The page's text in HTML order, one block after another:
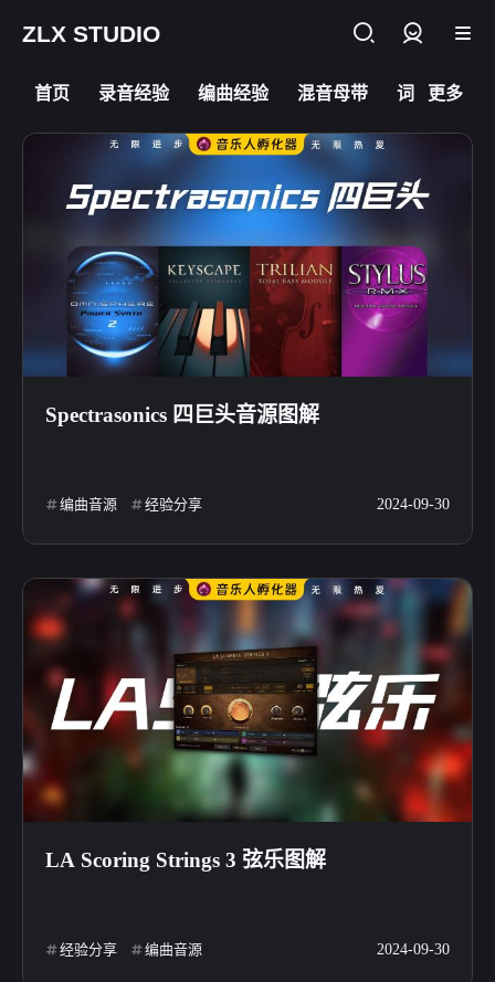
ZLX STUDIO
首页 录音经验 编曲经验 混音母带 词曲乐理
更多
Spectrasonics 四巨头音源图解
编曲音源 经验分享 2024-09-30
LA Scoring Strings 3 弦乐图解
经验分享 编曲音源 2024-09-30